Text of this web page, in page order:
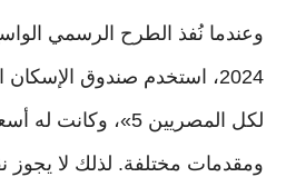
وعندما نُفذ الطرح الرسمي
2024، استخدم صندوق
لكل المصريين 5»،
ومقدمات مختلفة. لذلك لا